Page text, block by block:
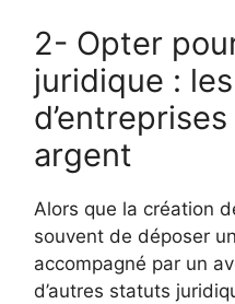
2- Opter
juridique :
argent
Alors que la création
souvent de déposer
accompagné par un
d’autres statuts